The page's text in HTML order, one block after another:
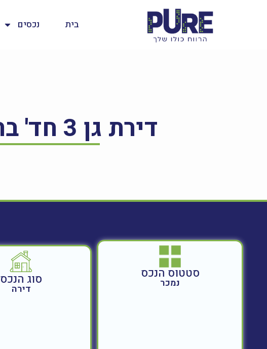
בית נכסים
דירת גן 3 חד' ברחוב תלמים 23, לוד – למכירה
סטטוס הנכס
נמכר סוג הנכס
דירה